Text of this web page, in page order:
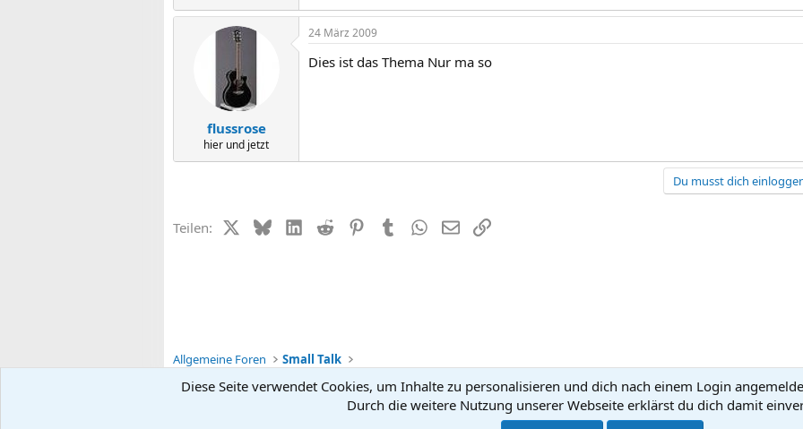
flussrose
hier und jetzt
24 März 2009
Dies ist das Thema Nur ma so
Du musst dich
Teilen: X (Twitter)
BlueskyLinkedIn
Reddit PinterestTumblrWhatsApp
E-MailLink
Allgemeine Foren Small Talk
Kontakt
Diese Seite verwendet Cookies, um Inhalte zu personalisieren und dich nach einem Login
Durch die weitere Nutzung unserer Webseite erklärst du dich damit